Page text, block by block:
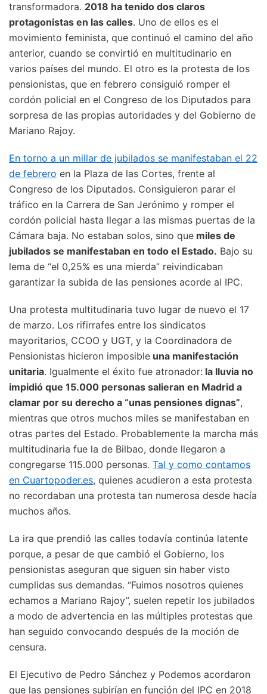
transformadora. 2018 ha tenido dos claros
protagonistas en las calles. Uno de ellos es el
movimiento feminista, que continuó el camino del año
anterior, cuando se convirtió en multitudinario en
varios países del mundo. El otro es la protesta de los
pensionistas, que en febrero consiguió romper el
cordón policial en el Congreso de los Diputados para
sorpresa de las propias autoridades y del Gobierno de
Mariano Rajoy.
En torno a un millar de jubilados se manifestaban el 22
de febrero en la Plaza de las Cortes, frente al
Congreso de los Diputados. Consiguieron parar el
tráfico en la Carrera de San Jerónimo y romper el
cordón policial hasta llegar a las mismas puertas de la
Cámara baja. No estaban solos, sino que miles de
jubilados se manifestaban en todo el Estado. Bajo su
lema de “el 0,25% es una mierda” reivindicaban
garantizar la subida de las pensiones acorde al IPC.
Una protesta multitudinaria tuvo lugar de nuevo el 17
de marzo. Los rifirrafes entre los sindicatos
mayoritarios, CCOO y UGT, y la Coordinadora de
Pensionistas hicieron imposible una manifestación
unitaria. Igualmente el éxito fue atronador: la lluvia no
impidió que 15.000 personas salieran en Madrid a
clamar por su derecho a “unas pensiones dignas”,
mientras que otros muchos miles se manifestaban en
otras partes del Estado. Probablemente la marcha más
multitudinaria fue la de Bilbao, donde llegaron a
congregarse 115.000 personas. Tal y como contamos
en Cuartopoder.es, quienes acudieron a esta protesta
no recordaban una protesta tan numerosa desde hacía
muchos años.
La ira que prendió las calles todavía continúa latente
porque, a pesar de que cambió el Gobierno, los
pensionistas aseguran que siguen sin haber visto
cumplidas sus demandas. “Fuimos nosotros quienes
echamos a Mariano Rajoy”, suelen repetir los jubilados
a modo de advertencia en las múltiples protestas que
han seguido convocando después de la moción de
censura.
El Ejecutivo de Pedro Sánchez y Podemos acordaron
que las pensiones subirían en función del IPC en 2018